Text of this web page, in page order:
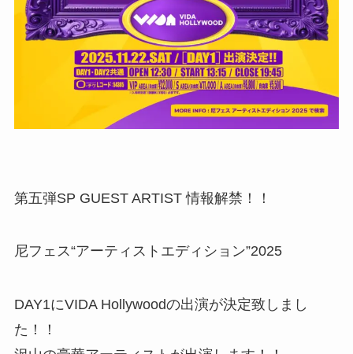
第五弾SP GUEST ARTIST 情報解禁！！
尼フェス“アーティストエディション”2025
DAY1にVIDA Hollywoodの出演が決定致しまし
た！！